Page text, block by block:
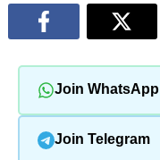
Join WhatsApp
Join Telegram